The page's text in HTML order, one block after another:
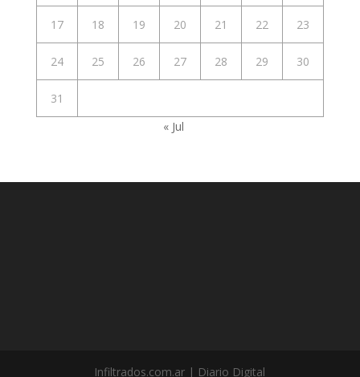
17 18 19 20 21 22 23
24 25 26 27 28 29 30
31
« Jul
Infiltrados.com.ar | Diario Digital